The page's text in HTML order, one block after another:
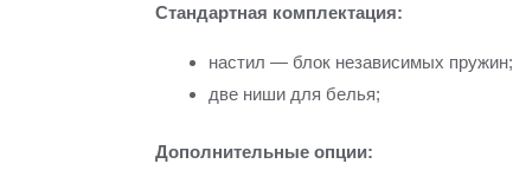
Стандартная комплектация:
настил — блок независимых пружин;
две ниши для белья;
Дополнительные опции: